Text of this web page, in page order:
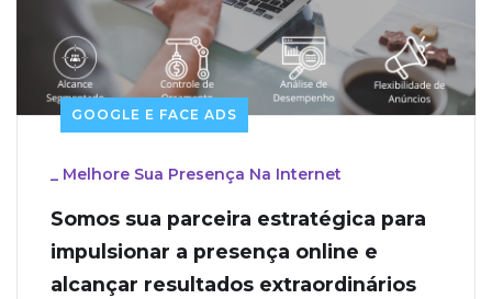
GOOGLE E FACE ADS
_ Melhore Sua Presença Na Internet
Somos sua parceira estratégica para
impulsionar a presença online e
alcançar resultados extraordinários